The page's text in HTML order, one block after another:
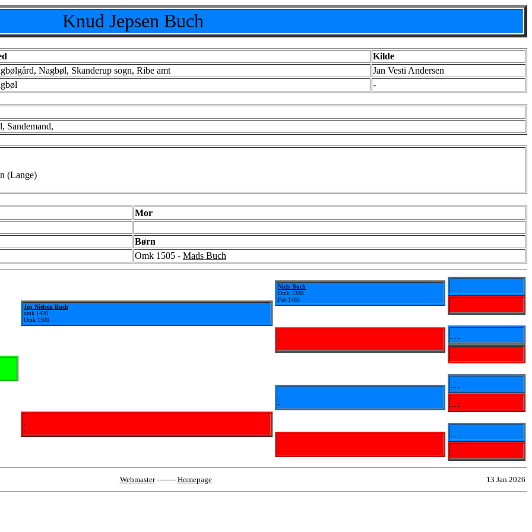
Knud Jepsen Buch
Kilde
Nagbøl, Skanderup sogn, Ribe amt
Jan Vesti Andersen
-
Sandemand,
(Lange)
Mor
Børn
Omk 1505 - Mads Buch
Jep Nielsen Buch
omk 1420
Omk 1500
-
-
Niels Buch
Omk 1390
Før 1483
-
-
-
-
-
-
- - -
- - -
- - -
- - -
- - -
- - -
- - -
- - -
Webmaster-------- Homepage 13 Jan 2026